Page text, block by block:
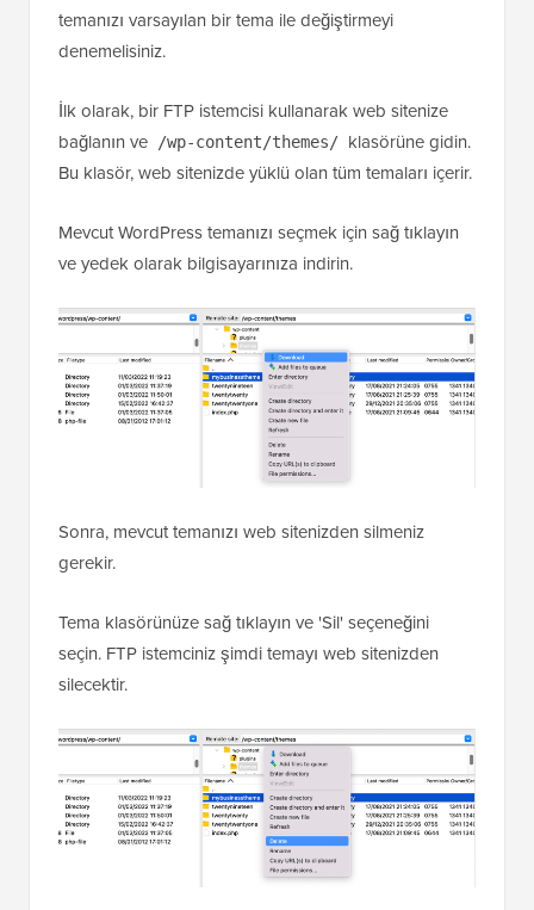
temanızı varsayılan bir tema ile değiştirmeyi
denemelisiniz.
İlk olarak, bir FTP istemcisi kullanarak web sitenize
bağlanın ve /wp-content/themes/ klasörüne gidin.
Bu klasör, web sitenizde yüklü olan tüm temaları içerir.
Mevcut WordPress temanızı seçmek için sağ tıklayın
ve yedek olarak bilgisayarınıza indirin.
Sonra, mevcut temanızı web sitenizden silmeniz
gerekir.
Tema klasörünüze sağ tıklayın ve 'Sil' seçeneğini
seçin. FTP istemciniz şimdi temayı web sitenizden
silecektir.